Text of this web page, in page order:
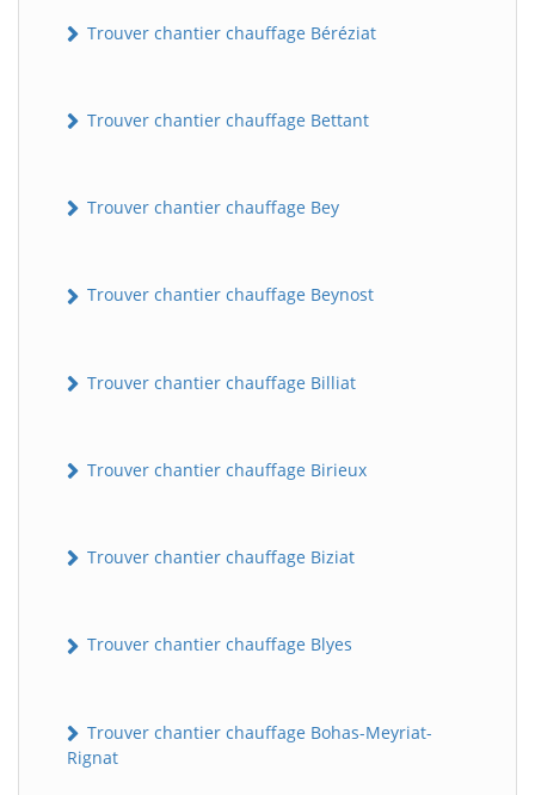
Trouver chantier chauffage Béréziat
Trouver chantier chauffage Bettant
Trouver chantier chauffage Bey
Trouver chantier chauffage Beynost
Trouver chantier chauffage Billiat
Trouver chantier chauffage Birieux
Trouver chantier chauffage Biziat
Trouver chantier chauffage Blyes
Trouver chantier chauffage Bohas-Meyriat-
Rignat